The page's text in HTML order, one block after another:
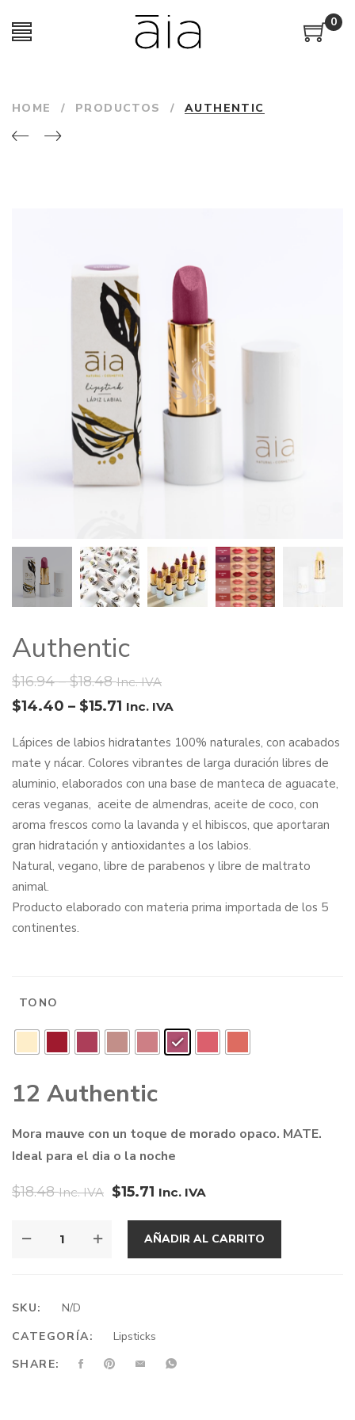
0
HOME / PRODUCTOS / AUTHENTIC
Authentic
$16.94–$18.48 Inc. IVA
$14.40 – $15.71 Inc. IVA
Lápices de labios hidratantes 100% naturales, con acabados
mate y nácar. Colores vibrantes de larga duración libres de
aluminio, elaborados con una base de manteca de aguacate,
ceras veganas, aceite de almendras, aceite de coco, con
aroma frescos como la lavanda y el hibiscos, que aportaran
gran hidratación y antioxidantes a los labios.
Natural, vegano, libre de parabenos y libre de maltrato
animal.
Producto elaborado con materia prima importada de los 5
continentes.
TONO
12 Authentic
Mora mauve con un toque de morado opaco. MATE.
Ideal para el dia o la noche
$18.48 Inc. IVA $15.71 Inc. IVA
CANTIDAD
AÑADIR AL CARRITO
SKU:
N/D
CATEGORÍA:
Lipsticks
SHARE: